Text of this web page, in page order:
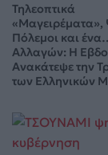
Τηλεοπτικά
«Μαγειρέματα»,
Πόλεμοι και
Αλλαγών: Η
Ανακάτεψε την
των Ελληνικών